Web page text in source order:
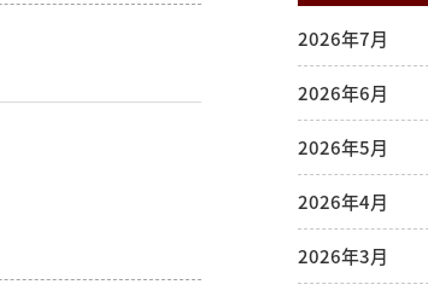
2026年7月
2026年6月
2026年5月
2026年4月
2026年3月